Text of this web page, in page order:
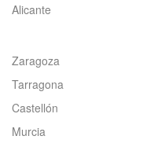
Alicante
Zaragoza
Tarragona
Castellón
Murcia